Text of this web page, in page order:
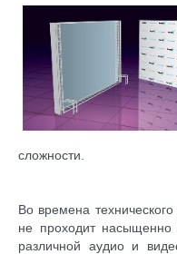
сложности.
Во времена
не проходит насыщенно
различной аудио и